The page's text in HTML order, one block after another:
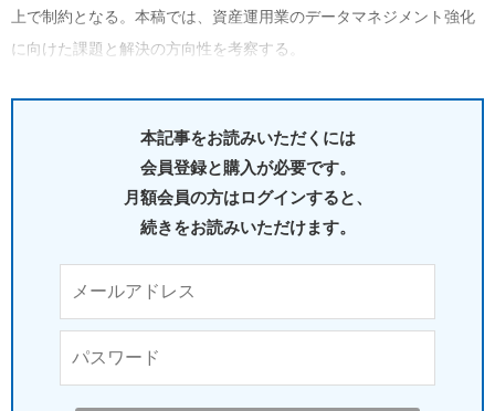
上で制約となる。本稿では、資産運用業のデータマネジメント強化
に向けた課題と解決の方向性を考察する。
本記事をお読みいただくには
会員登録と購入が必要です。
月額会員の方はログインすると、
続きをお読みいただけます。